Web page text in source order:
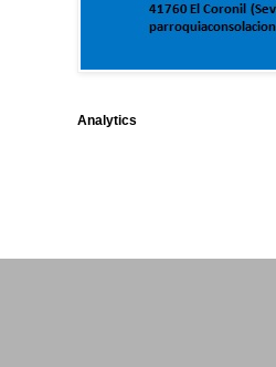
Analytics